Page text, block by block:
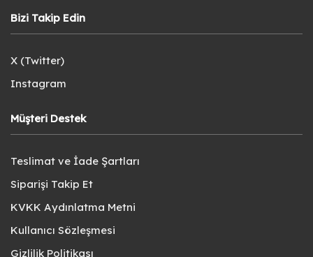
Bizi Takip Edin
X (Twitter)
Instagram
Müşteri Destek
Teslimat ve İade Şartları
Siparişi Takip Et
KVKK Aydınlatma Metni
Kullanıcı Sözleşmesi
Gizlilik Politikası